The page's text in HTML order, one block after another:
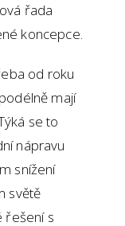
řada
koncepce.
od roku
mají
se to
nápravu
snížení
světě
řešení s